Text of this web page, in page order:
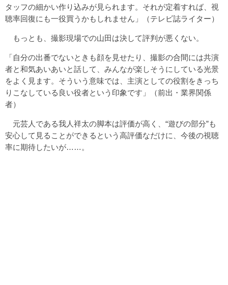
タッフの細かい作り込みが見られます。それが定着すれば、視
聴率回復にも一役買うかもしれません」（テレビ誌ライター）
もっとも、撮影現場での山田は決して評判が悪くない。
「自分の出番でないときも顔を見せたり、撮影の合間には共演
者と和気あいあいと話して、みんなが楽しそうにしている光景
をよく見ます。そういう意味では、主演としての役割をきっち
りこなしている良い役者という印象です」（前出・業界関係
者）
元芸人である我人祥太の脚本は評価が高く、“遊びの部分”も
安心して見ることができるという高評価なだけに、今後の視聴
率に期待したいが……。